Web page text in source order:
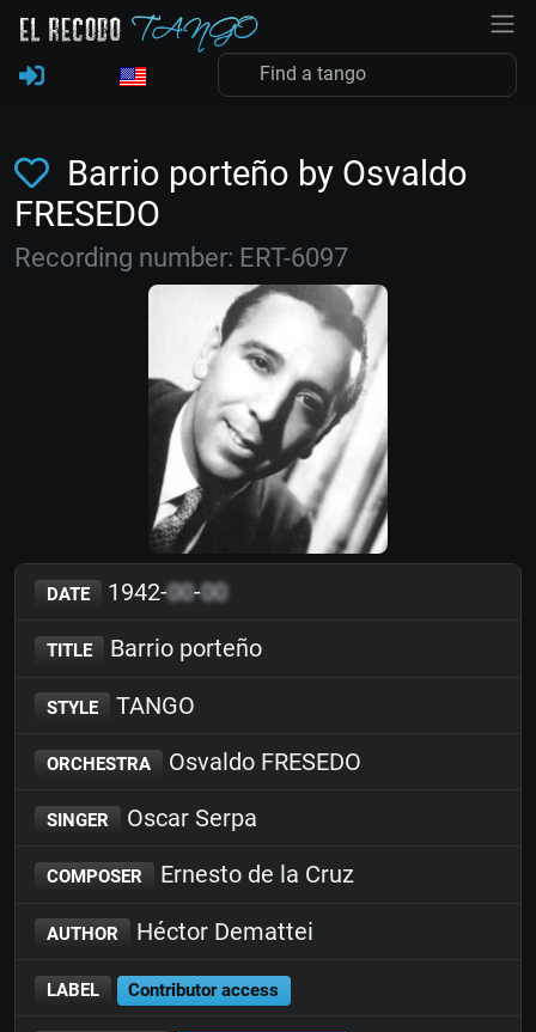
Barrio porteño by Osvaldo
FRESEDO
Recording number: ERT-6097
DATE 1942-00-00
TITLE Barrio porteño
STYLE TANGO
ORCHESTRA Osvaldo FRESEDO
SINGER Oscar Serpa
COMPOSER Ernesto de la Cruz
AUTHOR Héctor Demattei
LABEL Contributor access